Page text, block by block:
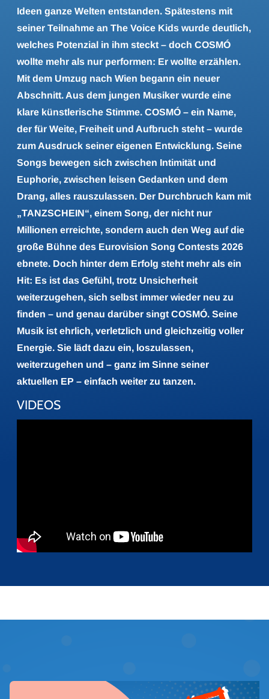
Ideen ganze Welten entstanden. Spätestens mit
seiner Teilnahme an The Voice Kids wurde deutlich,
welches Potenzial in ihm steckt – doch COSMÓ
wollte mehr als nur performen: Er wollte erzählen.
Mit dem Umzug nach Wien begann ein neuer
Abschnitt. Aus dem jungen Musiker wurde eine
klare künstlerische Stimme. COSMÓ – ein Name,
der für Weite, Freiheit und Aufbruch steht – wurde
zum Ausdruck seiner eigenen Entwicklung. Seine
Songs bewegen sich zwischen Intimität und
Euphorie, zwischen leisen Gedanken und dem
Drang, alles rauszulassen. Der Durchbruch kam mit
„TANZSCHEIN“, einem Song, der nicht nur
Millionen erreichte, sondern auch den Weg auf die
große Bühne des Eurovision Song Contests 2026
ebnete. Doch hinter dem Erfolg steht mehr als ein
Hit: Es ist das Gefühl, trotz Unsicherheit
weiterzugehen, sich selbst immer wieder neu zu
finden – und genau darüber singt COSMÓ. Seine
Musik ist ehrlich, verletzlich und gleichzeitig voller
Energie. Sie lädt dazu ein, loszulassen,
weiterzugehen und – ganz im Sinne seiner
aktuellen EP – einfach weiter zu tanzen.
VIDEOS